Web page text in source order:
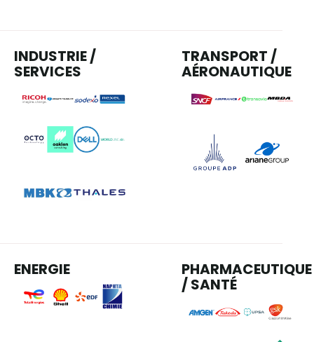
INDUSTRIE /
SERVICES
TRANSPORT /
AÉRONAUTIQUE
ENERGIE PHARMACEUTIQUE
/ SANTÉ